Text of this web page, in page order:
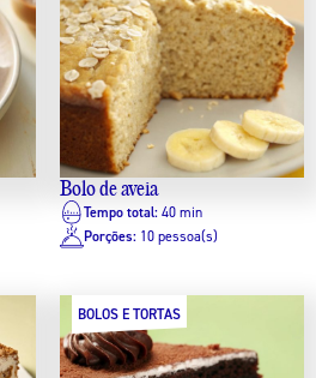
Bolo de aveia
Tempo total: 40 min
Porções: 10 pessoa(s)
BOLOS E TORTAS